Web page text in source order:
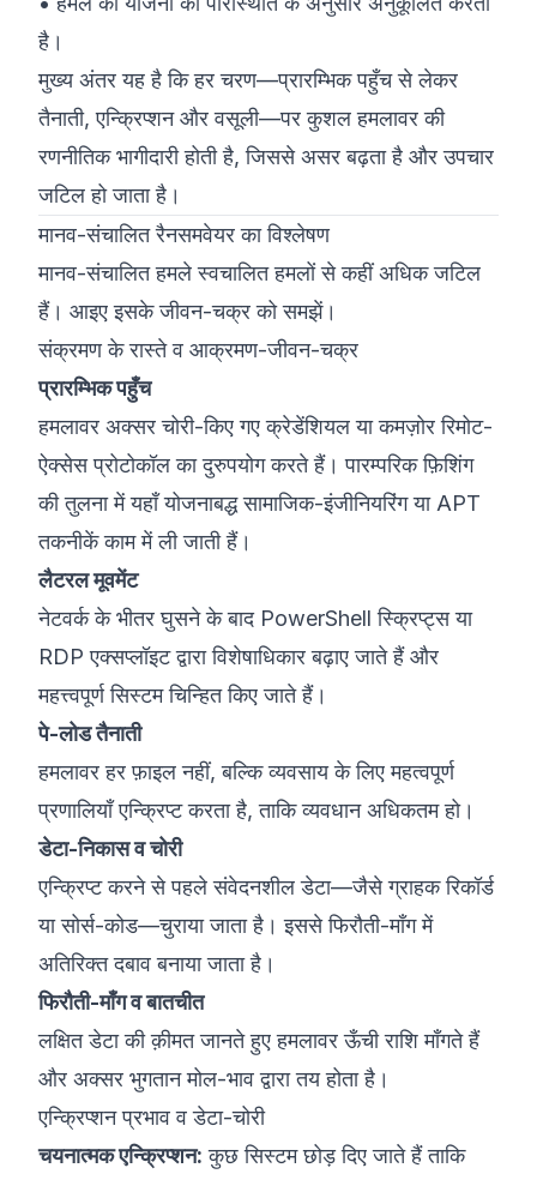
है।
मुख्य अंतर यह है कि हर चरण—प्रारम्भिक पहुँच से लेकर
तैनाती, एन्क्रिप्शन और वसूली—पर कुशल हमलावर की
रणनीतिक भागीदारी होती है, जिससे असर बढ़ता है और उपचार
जटिल हो जाता है।
मानव-संचालित रैनसमवेयर का विश्लेषण
मानव-संचालित हमले स्वचालित हमलों से कहीं अधिक जटिल
हैं। आइए इसके जीवन-चक्र को समझें।
संक्रमण के रास्ते व आक्रमण-जीवन-चक्र
प्रारम्भिक पहुँच
हमलावर अक्सर चोरी-किए गए क्रेडेंशियल या कमज़ोर रिमोट-
ऐक्सेस प्रोटोकॉल का दुरुपयोग करते हैं। पारम्परिक फ़िशिंग
की तुलना में यहाँ योजनाबद्ध सामाजिक-इंजीनियरिंग या APT
तकनीकें काम में ली जाती हैं।
लैटरल मूवमेंट
नेटवर्क के भीतर घुसने के बाद PowerShell स्क्रिप्ट्स या
RDP एक्सप्लॉइट द्वारा विशेषाधिकार बढ़ाए जाते हैं और
महत्त्वपूर्ण सिस्टम चिन्हित किए जाते हैं।
पे-लोड तैनाती
हमलावर हर फ़ाइल नहीं, बल्कि व्यवसाय के लिए महत्वपूर्ण
प्रणालियाँ एन्क्रिप्ट करता है, ताकि व्यवधान अधिकतम हो।
डेटा-निकास व चोरी
एन्क्रिप्ट करने से पहले संवेदनशील डेटा—जैसे ग्राहक रिकॉर्ड
या सोर्स-कोड—चुराया जाता है। इससे फिरौती-माँग में
अतिरिक्त दबाव बनाया जाता है।
फिरौती-माँग व बातचीत
लक्षित डेटा की क़ीमत जानते हुए हमलावर ऊँची राशि माँगते हैं
और अक्सर भुगतान मोल-भाव द्वारा तय होता है।
एन्क्रिप्शन प्रभाव व डेटा-चोरी
चयनात्मक एन्क्रिप्शन: कुछ सिस्टम छोड़ दिए जाते हैं ताकि